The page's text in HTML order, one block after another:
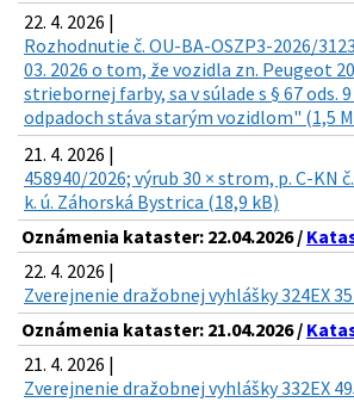
22. 4. 2026 |
Rozhodnutie č. OU-BA-OSZP3-2026/
03. 2026 o tom, že vozidla zn. Peugeot
striebornej farby, sa v súlade s § 67 ods.
odpadoch stáva starým vozidlom" (1,5
21. 4. 2026 |
458940/2026; výrub 30 × strom, p. C-KN
k. ú. Záhorská Bystrica (18,9 kB)
Oznámenia kataster: 22.04.2026 /
22. 4. 2026 |
Zverejnenie dražobnej vyhlášky 324EX
Oznámenia kataster: 21.04.2026 /
21. 4. 2026 |
Zverejnenie dražobnej vyhlášky 332EX